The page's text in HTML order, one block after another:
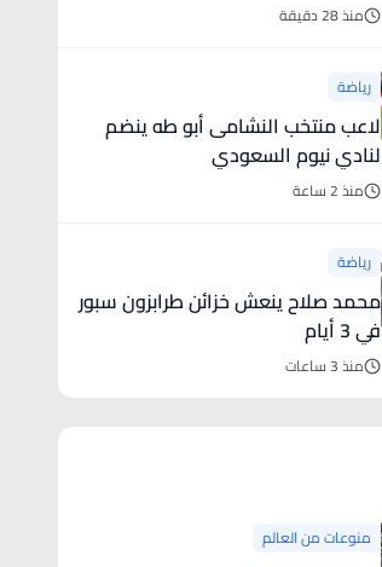
منذ 28 دقيقة
رياضة
لاعب منتخب النشامى أبو طه ينضم
لنادي نيوم السعودي
منذ 2 ساعة
رياضة
محمد صلاح ينعش خزائن طرابزون سبور
في 3 أيام
منذ 3 ساعات
منوعات من العالم